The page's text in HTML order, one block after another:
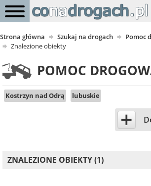
Strona główna Szukaj na drogach
Pomoc
Znalezione obiekty
POMOC
Kostrzyn nad Odrą lubuskie
+
ZNALEZIONE OBIEKTY (1)